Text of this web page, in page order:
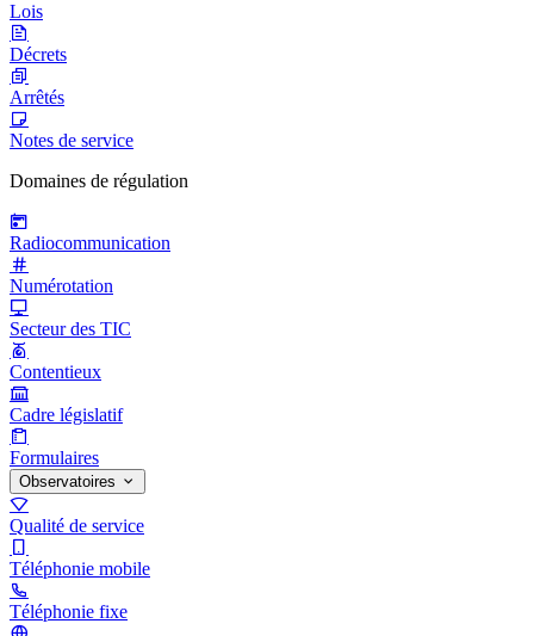
Lois
Décrets
Arrêtés
Notes de service
Domaines de régulation
Radiocommunication
Numérotation
Secteur des TIC
Contentieux
Cadre législatif
Formulaires
Observatoires
Qualité de service
Téléphonie mobile
Téléphonie fixe